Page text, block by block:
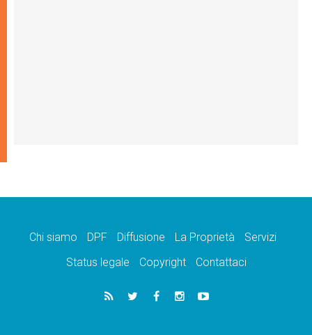
Chi siamo DPF Diffusione La Proprietà
Servizi
Status legale
Copyright Contattaci